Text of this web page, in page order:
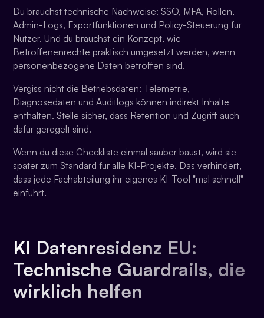
Du brauchst technische Nachweise: SSO, MFA, Rollen,
Admin-Logs, Exportfunktionen und Policy-Steuerung für
Nutzer. Und du brauchst ein Konzept, wie
Betroffenenrechte praktisch umgesetzt werden, wenn
personenbezogene Daten betroffen sind.
Vergiss nicht die Betriebsdaten: Telemetrie,
Diagnosedaten und Auditlogs können indirekt Inhalte
enthalten. Stelle sicher, dass Retention und Zugriff auch
dafür geregelt sind.
Wenn du diese Checkliste einmal sauber baust, wird sie
später zum Standard für alle KI-Projekte. Das verhindert,
dass jede Fachabteilung ihr eigenes KI-Tool "mal schnell"
einführt.
KI Datenresidenz EU:
Technische Guardrails, die
wirklich helfen